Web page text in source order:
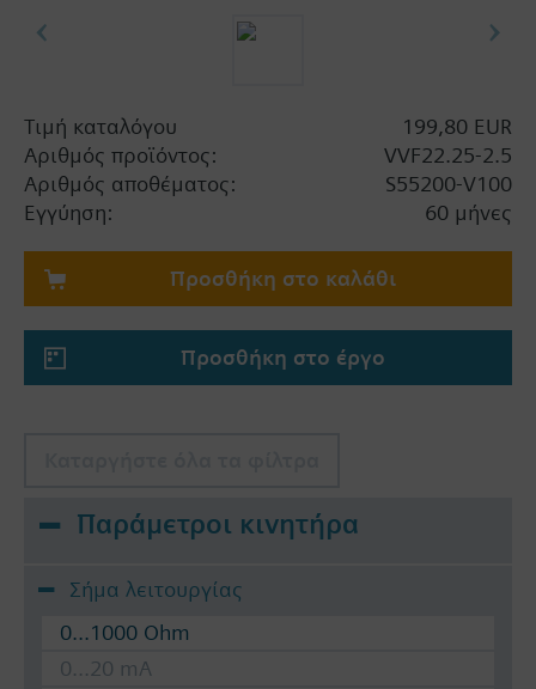
Τιμή καταλόγου
199,80 EUR
Αριθμός προϊόντος:
VVF22.25-2.5
Αριθμός αποθέματος:
S55200-V100
Εγγύηση:
60 μήνες
Προσθήκη στο καλάθι
Προσθήκη στο έργο
Παράμετροι κινητήρα
Σήμα λειτουργίας
0...1000 Ohm
0...20 mA